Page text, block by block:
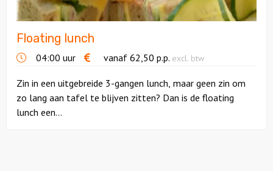
Floating lunch
04:00 uur vanaf 62,50 p.p. excl. btw
Zin in een uitgebreide 3-gangen lunch, maar geen zin om
zo lang aan tafel te blijven zitten? Dan is de floating
lunch een...